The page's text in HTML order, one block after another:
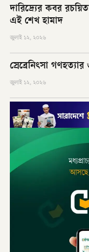
দারিদ্র্যের কবর
এই শেখ হামাদ
জুলাই ১২, ২০২৬
স্রেব্রেনিৎসা
জুলাই ১২, ২০২৬